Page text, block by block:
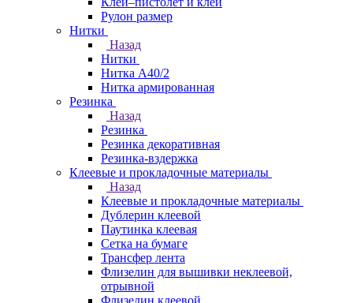
Рулон размер
Нитки
Назад
Нитки
Нитка А40/2
Нитка армированная
Резинка
Назад
Резинка
Резинка декоративная
Резинка-вздержка
Клеевые и прокладочные материалы
Назад
Клеевые и прокладочные материалы
Дублерин клеевой
Паутинка клеевая
Сетка на бумаге
Трансфер лента
Флизелин для вышивки неклеевой,
отрывной
Флизелин клеевой